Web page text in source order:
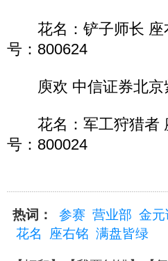
花名：铲子师长 座
号：800624
庾欢 中信证券北京
花名：军工狩猎者
号：800024
热词： 参赛 营业部 金元
花名
座右铭 满盘皆绿